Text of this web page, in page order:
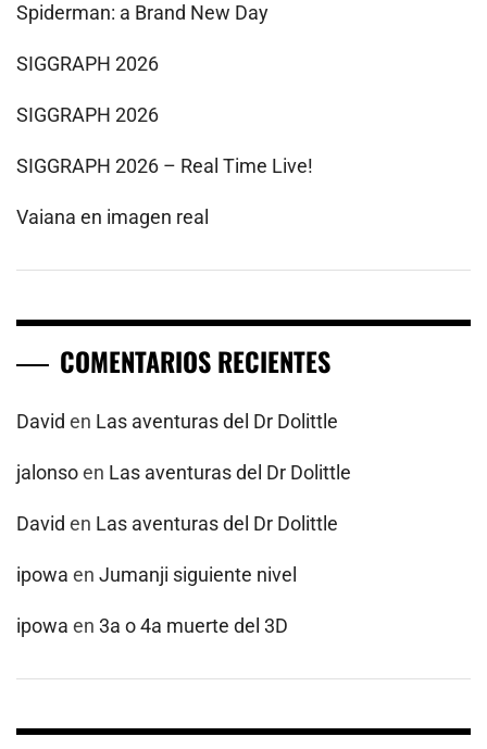
Spiderman: a Brand New Day
SIGGRAPH 2026
SIGGRAPH 2026
SIGGRAPH 2026 – Real Time Live!
Vaiana en imagen real
COMENTARIOS RECIENTES
David en Las aventuras del Dr Dolittle
jalonsoen Las aventuras del Dr Dolittle
David en Las aventuras del Dr Dolittle
ipowa en Jumanji siguiente nivel
ipowa en 3a o 4a muerte del 3D